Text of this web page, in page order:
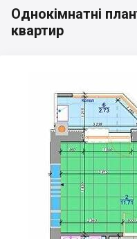
Однокімнатні
квартир